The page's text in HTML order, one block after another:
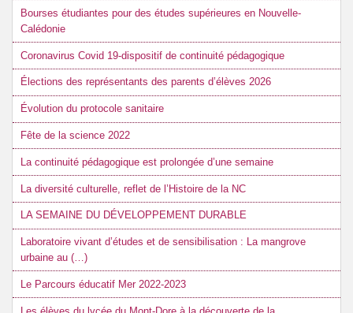
Bourses étudiantes pour des études supérieures en Nouvelle-
Calédonie
Coronavirus Covid 19-dispositif de continuité pédagogique
Élections des représentants des parents d’élèves 2026
Évolution du protocole sanitaire
Fête de la science 2022
La continuité pédagogique est prolongée d’une semaine
La diversité culturelle, reflet de l’Histoire de la NC
LA SEMAINE DU DÉVELOPPEMENT DURABLE
Laboratoire vivant d’études et de sensibilisation : La mangrove
urbaine au (…)
Le Parcours éducatif Mer 2022-2023